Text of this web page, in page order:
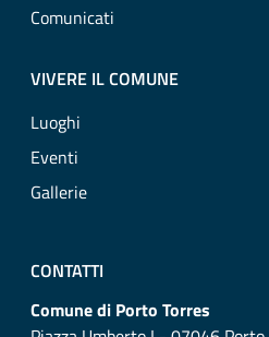
Comunicati
VIVERE IL COMUNE
Luoghi
Eventi
Gallerie
CONTATTI
Comune di Porto Torres